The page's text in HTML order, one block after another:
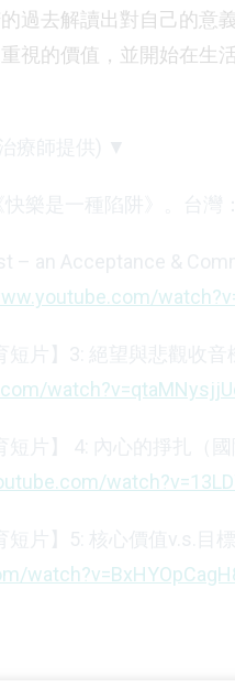
過去解讀出對自己的意
視的價值，並開始在生